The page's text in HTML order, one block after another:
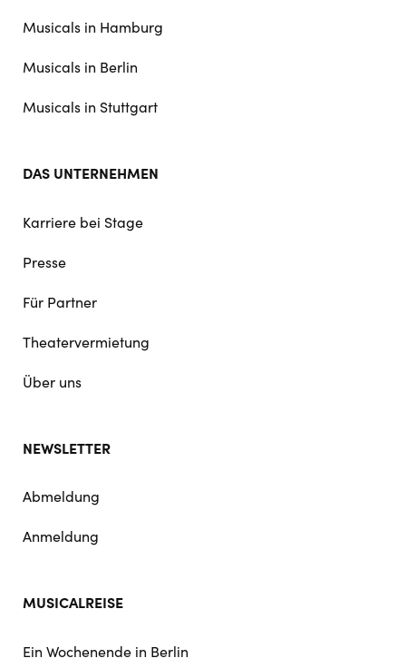
Musicals in Hamburg
Musicals in Berlin
Musicals in Stuttgart
DAS UNTERNEHMEN
Karriere bei Stage
Presse
Für Partner
Theatervermietung
Über uns
NEWSLETTER
Abmeldung
Anmeldung
MUSICALREISE
Ein Wochenende in Berlin